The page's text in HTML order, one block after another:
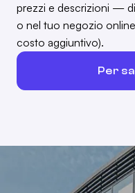
prezzi e descrizioni —
o nel tuo negozio
costo aggiuntivo).
Per